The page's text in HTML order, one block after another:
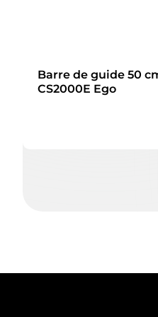
Barre de guide 50
CS2000E Ego